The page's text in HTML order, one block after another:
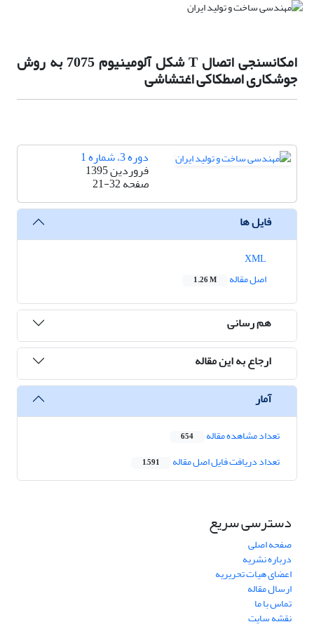
امکانسنجی اتصال T شکل آلومینیوم 7075 به روش
جوشکاری اصطکاکی اغتشاشی
دوره 3، شماره 1
فروردین 1395
صفحه21-32
فایل ها
اصل مقاله
1.26 M
هم رسانی
ارجاع به این مقاله
آمار
تعداد مشاهده مقاله 654
تعداد دریافت فایل اصل مقاله 1,591
دسترسی سریع
صفحه اصلی
درباره نشریه
اعضای هیات تحریریه
ارسال مقاله
تماس با ما
نقشه سایت